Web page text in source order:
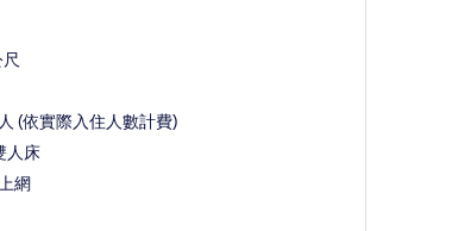
分
(依實際入住人數計費)
人床
網